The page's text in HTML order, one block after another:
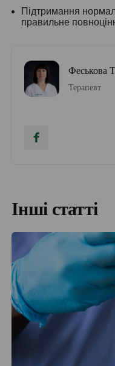
Підтримання
правильне
Феськова
Терапевт
Інші статті